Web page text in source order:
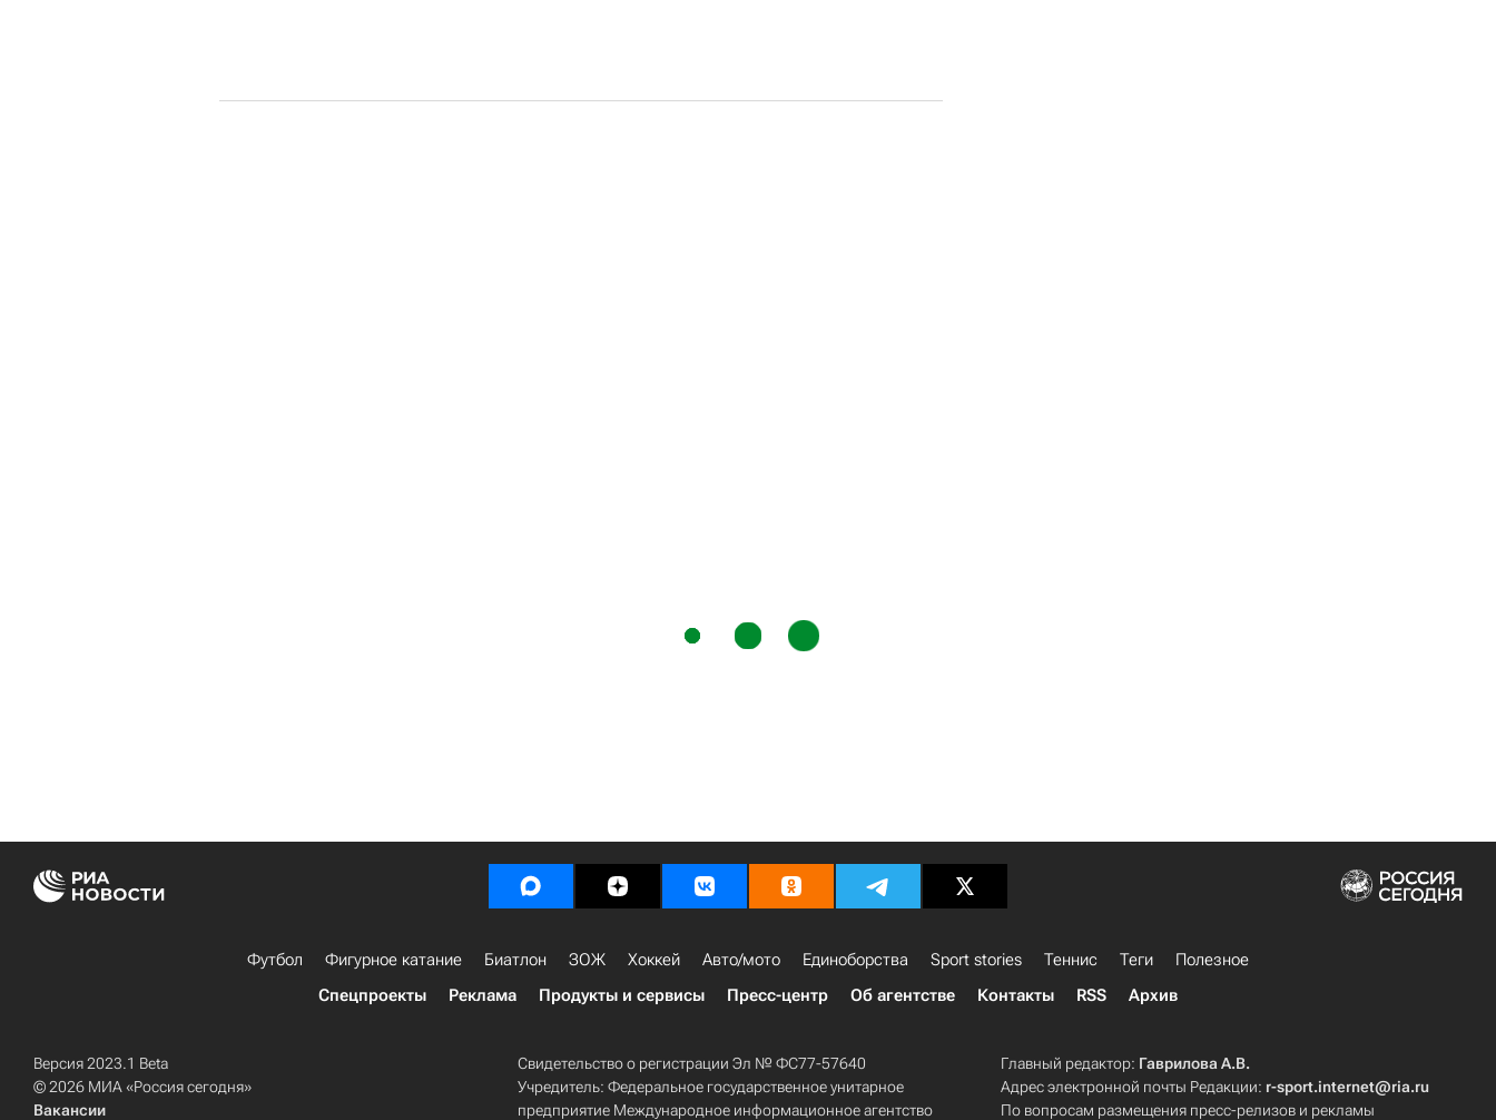
Футбол Фигурное катание Биатлон ЗОЖ Хоккей Авто/мото Единоборства Sport stories Теннис Теги
Полезное
Спецпроекты
Реклама Продукты и сервисы Пресс-центр Об агентстве Контакты RSS Архив
Версия 2023.1 Beta
© 2026 МИА «Россия сегодня»
Вакансии
Свидетельство о регистрации Эл № ФС77-57640
Учредитель: Федеральное государственное унитарное
предприятие Международное информационное агентство
Главный редактор: Гаврилова А.В.
Адрес электронной почты Редакции: r-sport.internet@ria.ru
По вопросам размещения пресс-релизов и рекламы